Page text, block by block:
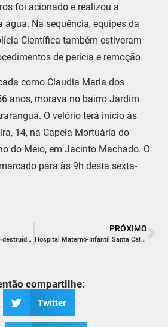
foi acionado e realizou a
água. Na sequência, equipes da
Científica também estiveram
de perícia e remoção.
como Claudia Maria dos
anos, morava no bairro Jardim
O velório terá início às
14, na Capela Mortuária do
do Meio, em Jacinto Machado. O
para às 9h desta sexta-
(Vídeo) Casa de veraneio é destruída por incêndio em Jaguaruna
PRÓXIMO
Hospital Materno-Infantil Santa Catarina desbloqueia leitos da UTI neonatal
compartilhe:
Twitter